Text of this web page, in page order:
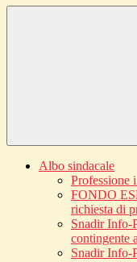
Albo sindacale
Professione
FONDO
richiesta di
Snadir Info-
contingente
Snadir Info-